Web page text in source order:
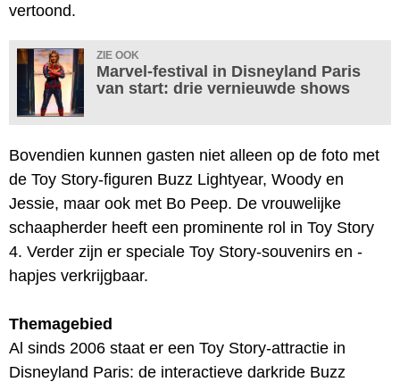
vertoond.
ZIE OOK
Marvel-festival in Disneyland Paris
van start: drie vernieuwde shows
Bovendien kunnen gasten niet alleen op de foto met
de Toy Story-figuren Buzz Lightyear, Woody en
Jessie, maar ook met Bo Peep. De vrouwelijke
schaapherder heeft een prominente rol in Toy Story
4. Verder zijn er speciale Toy Story-souvenirs en -
hapjes verkrijgbaar.
Themagebied
Al sinds 2006 staat er een Toy Story-attractie in
Disneyland Paris: de interactieve darkride Buzz